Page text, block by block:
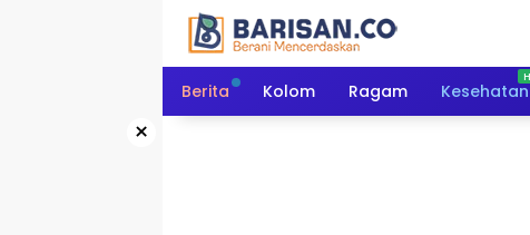
Berita Kolom Ragam Kesehatan
×